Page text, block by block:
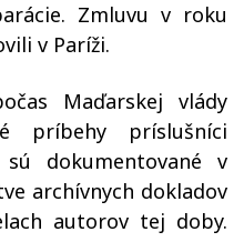
Zmluvu v roku
v Paríži.
Maďarskej vlády
príbehy príslušníci
dokumentované v
archívnych dokladov
autorov tej doby.